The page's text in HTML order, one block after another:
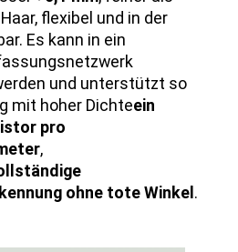
flexibel und in der
Es kann in ein
und unterstützt so
mit hoher Dichteein
pro
,
ohne tote Winkel .